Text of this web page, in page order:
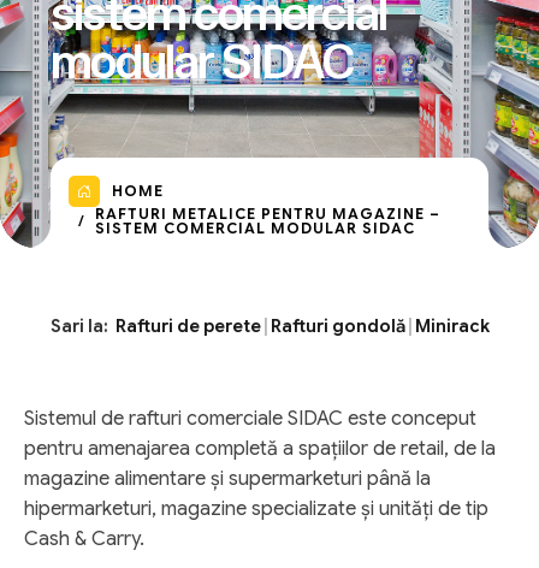
sistem comercial
modular SIDAC
HOME
RAFTURI METALICE PENTRU MAGAZINE –
SISTEM COMERCIAL MODULAR SIDAC
Sari la: Rafturi de perete Rafturi gondolă Minirack
Sistemul de rafturi comerciale SIDAC este conceput
pentru amenajarea completă a spațiilor de retail, de la
magazine alimentare și supermarketuri până la
hipermarketuri, magazine specializate și unități de tip
Cash & Carry.